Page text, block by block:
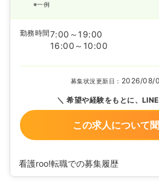
※一例
勤務時間7:00～19:00
16:00～10:00
募集状況更新日： 2026/08/
希望や経験をもとに、
この求人について
看護roo!転職での募集履歴